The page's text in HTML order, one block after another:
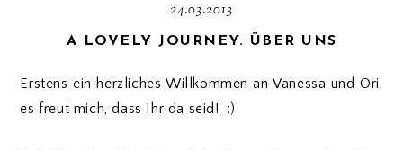
24.03.2013
A LOVELY JOURNEY. ÜBER UNS
Erstens ein herzliches Willkommen an Vanessa und Ori,
es freut mich, dass Ihr da seid! :)